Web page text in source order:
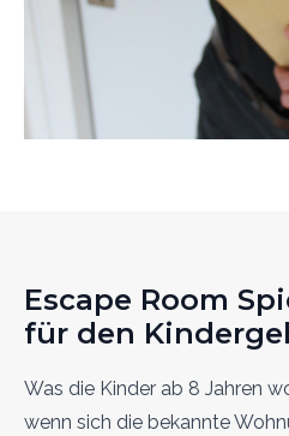
Escape Room
für den
Was die Kinder ab 8 Jahren
wenn sich die bekannte